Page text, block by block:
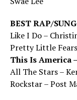
BEST RAP/
Like I Do –
Pretty Little
This Is America
All The Stars –
Rockstar – Post